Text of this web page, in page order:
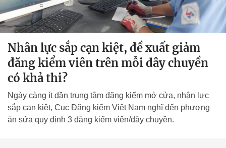
Nhân lực sắp cạn kiệt, đề xuất giảm
đăng kiểm viên trên mỗi dây chuyền
có khả thi?
Ngày càng ít dần trung tâm đăng kiểm mở cửa, nhân lực
sắp cạn kiệt, Cục Đăng kiểm Việt Nam nghĩ đến phương
án sửa quy định 3 đăng kiểm viên/dây chuyền.